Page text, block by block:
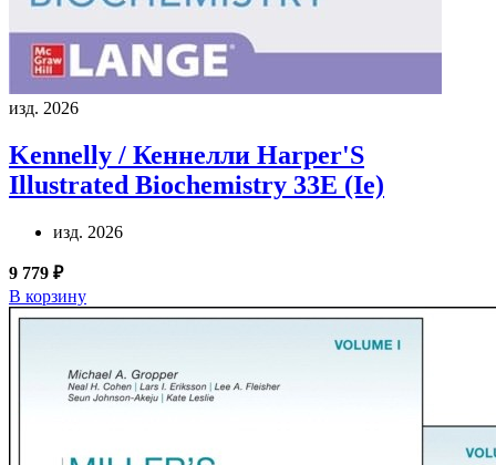
изд. 2026
Kennelly / Кеннелли Harper'S
Illustrated Biochemistry 33E (Ie)
изд. 2026
9 779 ₽
В корзину